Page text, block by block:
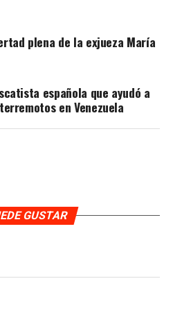
plena de la exjueza María
española que ayudó a
en Venezuela
GUSTAR